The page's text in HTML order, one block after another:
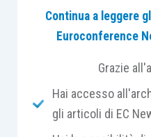
posti di lavoro del
risultati, infatti, solo
attese, attestandosi a
a sei prossima alle
rialzo la disoccupazione
tuttavia in parallelo
Continua a leggere
Euroconference
Grazie
Hai accesso
gli articoli di EC